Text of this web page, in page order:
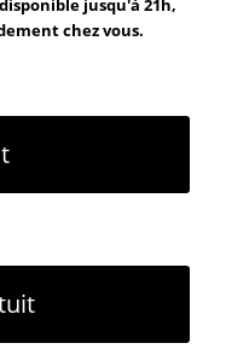
jusqu'à 21h,
chez vous.